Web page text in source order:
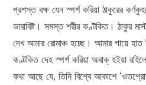
প্রশস্ত বক্ষ যেন স্পর্শ করিয়া ঠাকুরের
ভাবাবিষ্ট। সমস্ত শরীর কণ্টকিত। ঠাকুর
দেখ আমার রোমাঞ্চ হচ্ছে। আমার গায়ে হাত
কণ্টকিত দেহ স্পর্শ করিয়া অবাক্ হইয়া
কথা আছে যে, তিনি বিশ্বে আকাশে